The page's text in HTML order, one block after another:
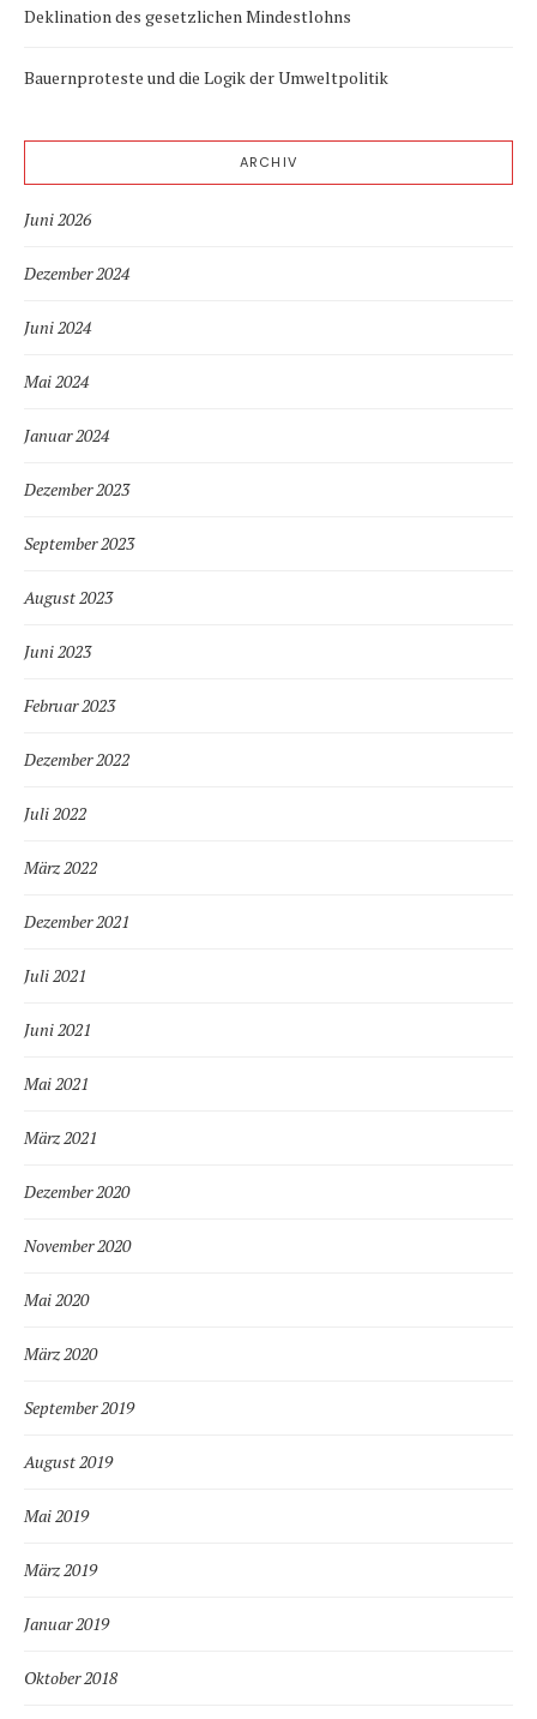
Deklination des gesetzlichen Mindestlohns
Bauernproteste und die Logik der Umweltpolitik
ARCHIV
Juni 2026
Dezember 2024
Juni 2024
Mai 2024
Januar 2024
Dezember 2023
September 2023
August 2023
Juni 2023
Februar 2023
Dezember 2022
Juli 2022
März 2022
Dezember 2021
Juli 2021
Juni 2021
Mai 2021
März 2021
Dezember 2020
November 2020
Mai 2020
März 2020
September 2019
August 2019
Mai 2019
März 2019
Januar 2019
Oktober 2018